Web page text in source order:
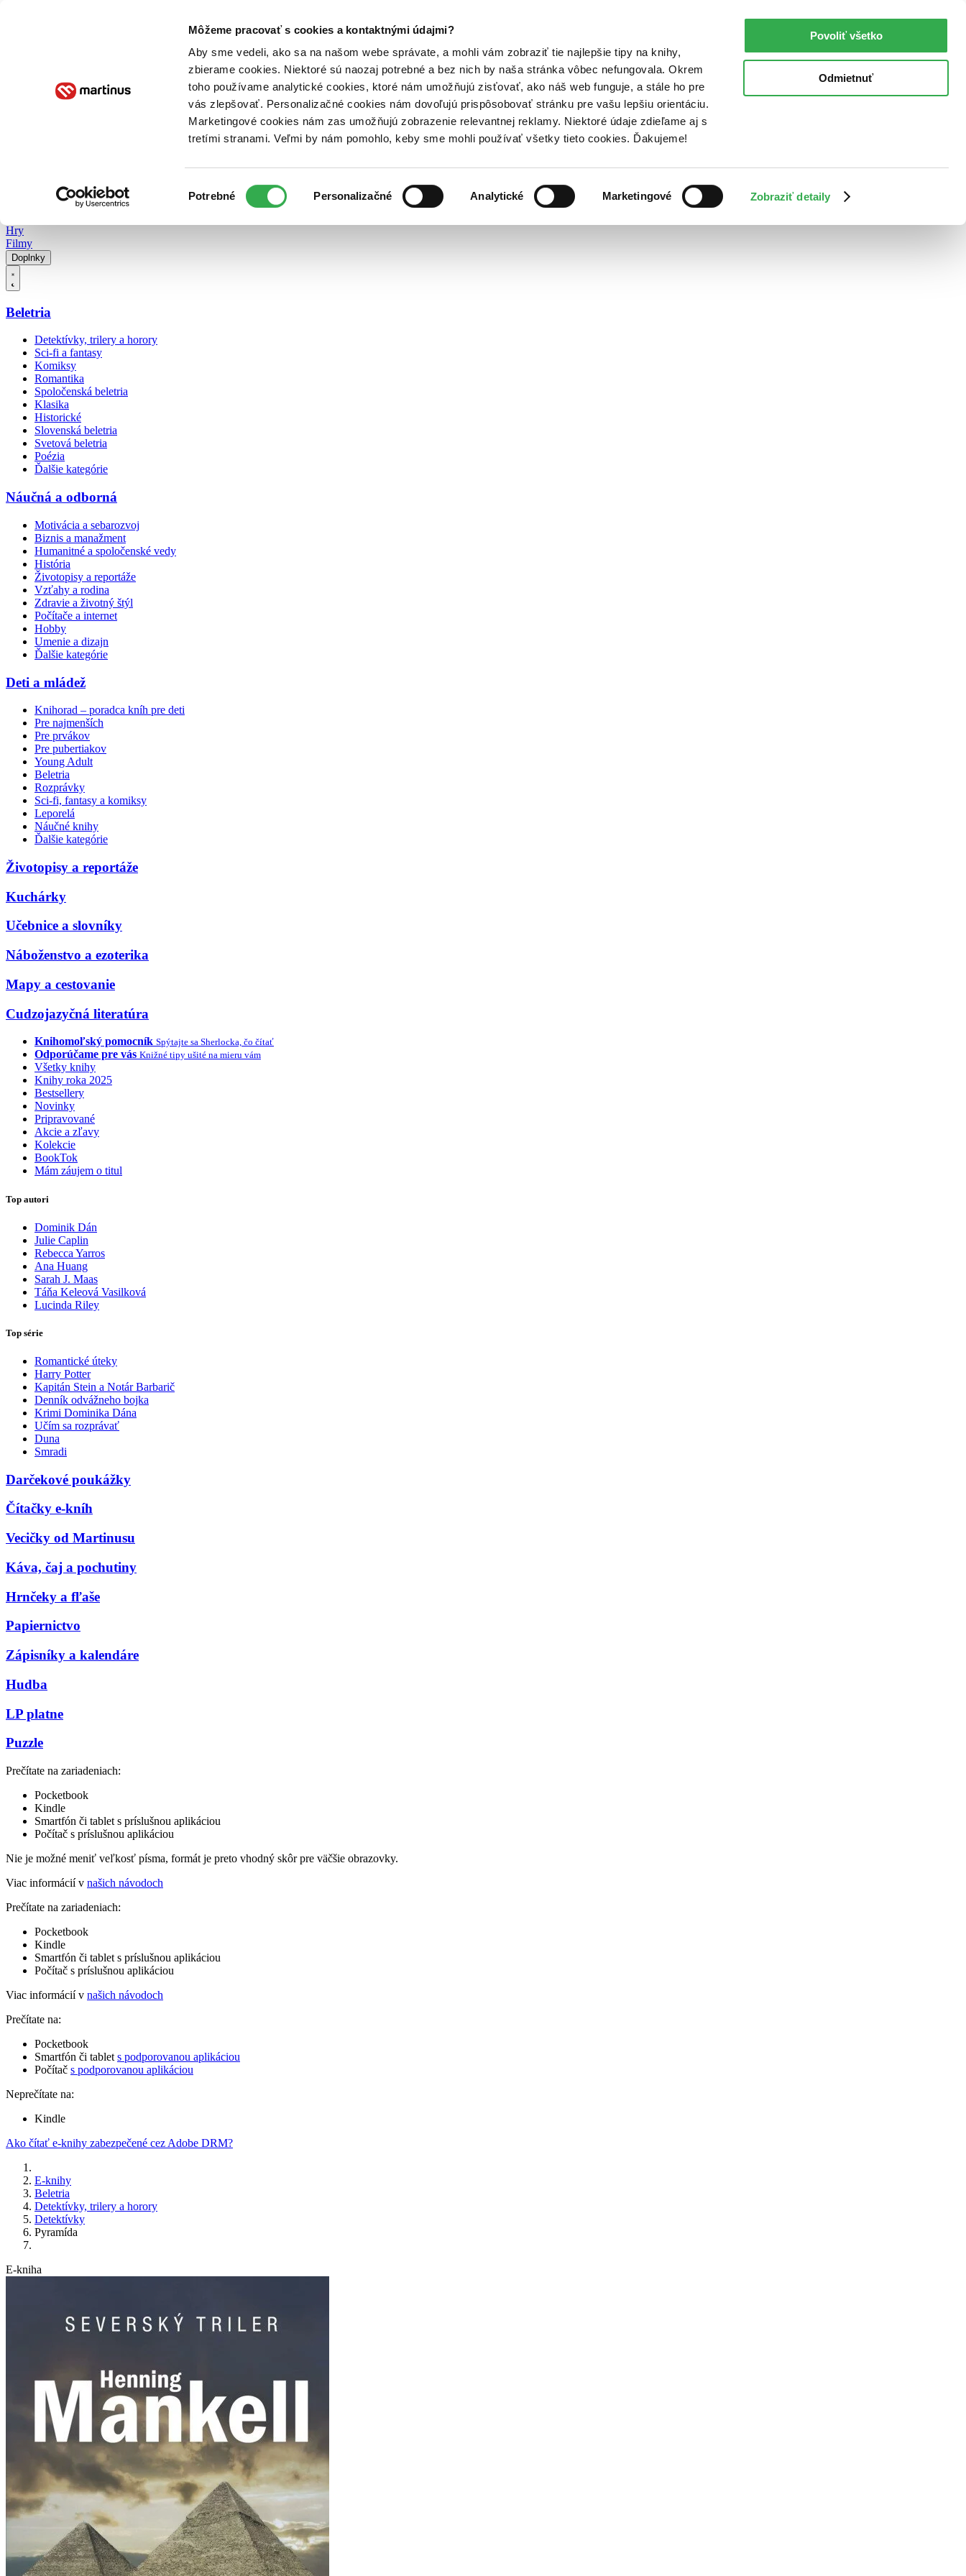
Môžeme pracovať s cookies a kontaktnými údajmi?
Aby sme vedeli, ako sa na našom webe správate, a mohli vám zobraziť tie najlepšie tipy na knihy,
zbierame cookies. Niektoré sú naozaj potrebné a bez nich by naša stránka vôbec nefungovala. Okrem
toho používame analytické cookies, ktoré nám umožňujú zisťovať, ako náš web funguje, a stále ho pre
vás zlepšovať. Personalizačné cookies nám dovoľujú prispôsobovať stránku pre vašu lepšiu orientáciu.
Marketingové cookies nám zas umožňujú zobrazenie relevantnej reklamy. Niektoré údaje zdieľame aj s
tretími stranami. Veľmi by nám pomohlo, keby sme mohli používať všetky tieto cookies. Ďakujeme!
súhlasu
Potrebné Personalizačné Analytické Marketingové Zobraziť detaily
Povoliť všetko
Odmietnuť
Poukážky Kontakt
Hry
Filmy
Doplnky
Beletria
Detektívky, trilery a horory
Sci-fi a fantasy
Komiksy
Romantika
Spoločenská beletria
Klasika
Historické
Slovenská beletria
Svetová beletria
Poézia
Ďalšie kategórie
Náučná a odborná
Motivácia a sebarozvoj
Biznis a manažment
Humanitné a spoločenské vedy
História
Životopisy a reportáže
Vzťahy a rodina
Zdravie a životný štýl
Počítače a internet
Hobby
Umenie a dizajn
Ďalšie kategórie
Deti a mládež
Knihorad – poradca kníh pre deti
Pre najmenších
Pre prvákov
Pre pubertiakov
Young Adult
Beletria
Rozprávky
Sci-fi, fantasy a komiksy
Leporelá
Náučné knihy
Ďalšie kategórie
Životopisy a reportáže
Kuchárky
Učebnice a slovníky
Náboženstvo a ezoterika
Mapy a cestovanie
Cudzojazyčná literatúra
Knihomoľský pomocník Spýtajte sa Sherlocka, čo čítať
Odporúčame pre vás Knižné tipy ušité na mieru vám
Všetky knihy
Knihy roka 2025
Bestsellery
Novinky
Pripravované
Akcie a zľavy
Kolekcie
BookTok
Mám záujem o titul
Top autori
Dominik Dán
Julie Caplin
Rebecca Yarros
Ana Huang
Sarah J. Maas
Táňa Keleová Vasilková
Lucinda Riley
Top série
Romantické úteky
Harry Potter
Kapitán Stein a Notár Barbarič
Denník odvážneho bojka
Krimi Dominika Dána
Učím sa rozprávať
Duna
Smradi
Darčekové poukážky
Čítačky e-kníh
Vecičky od Martinusu
Káva, čaj a pochutiny
Hrnčeky a fľaše
Papiernictvo
Zápisníky a kalendáre
Hudba
LP platne
Puzzle
Prečítate na zariadeniach:
Pocketbook
Kindle
Smartfón či tablet s príslušnou aplikáciou
Počítač s príslušnou aplikáciou
Nie je možné meniť veľkosť písma, formát je preto vhodný skôr pre väčšie obrazovky.
Viac informácií v našich návodoch
Prečítate na zariadeniach:
Pocketbook
Kindle
Smartfón či tablet s príslušnou aplikáciou
Počítač s príslušnou aplikáciou
Viac informácií v našich návodoch
Prečítate na:
Pocketbook
Smartfón či tablet s podporovanou aplikáciou
Počítač s podporovanou aplikáciou
Neprečítate na:
Kindle
Ako čítať e-knihy zabezpečené cez Adobe DRM?
E-knihy
Beletria
Detektívky, trilery a horory
Detektívky
Pyramída
E-kniha